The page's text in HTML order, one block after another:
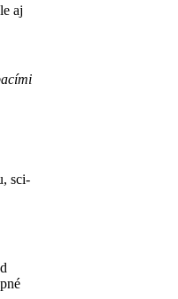
aj
sci-